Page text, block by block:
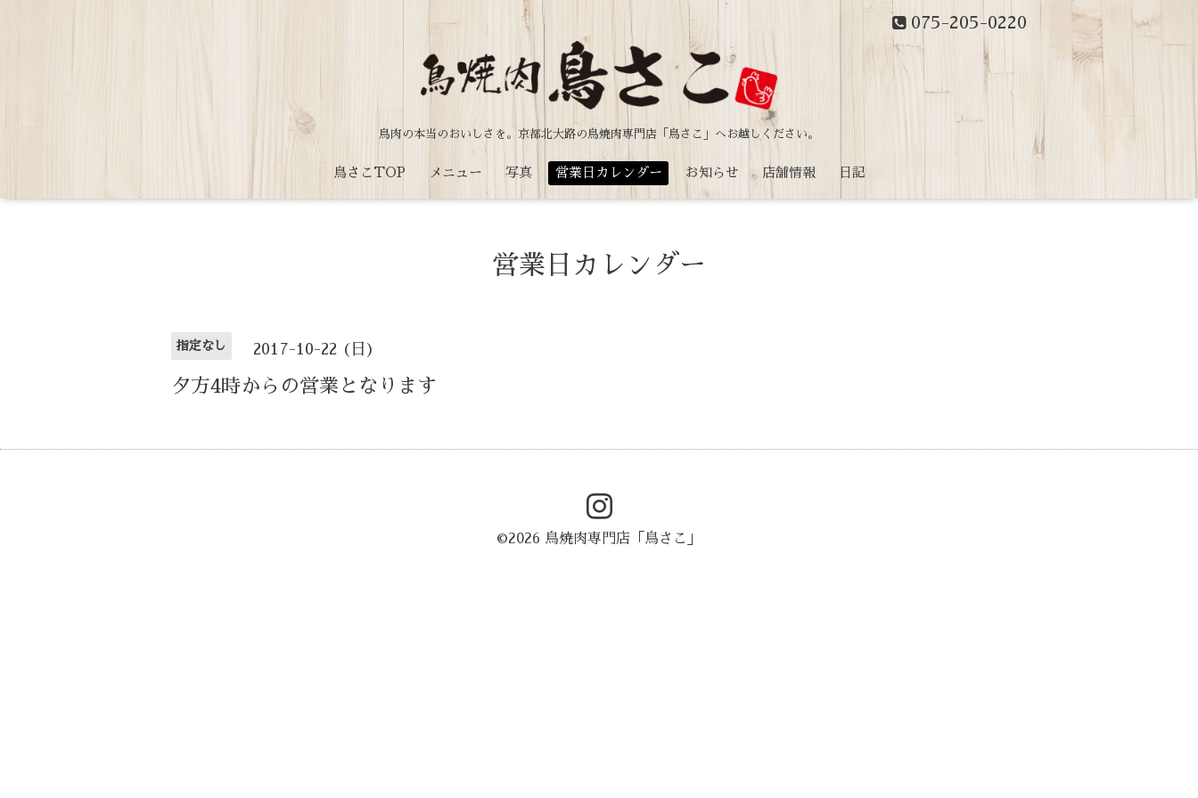
075-205-0220
鳥肉の本当のおいしさを。 京都北大路の鳥焼肉専門店「鳥さこ」へお越しください。
鳥さこTOP メニュー 写真 営業日カレンダー お知らせ 店舗情報 日記
営業日カレンダー
指定なし 2017-10-22 (日)
夕方4時からの営業となります
©2026 鳥焼肉専門店「鳥さこ」